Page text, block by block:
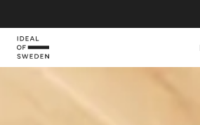
IDEAL OF SWEDEN